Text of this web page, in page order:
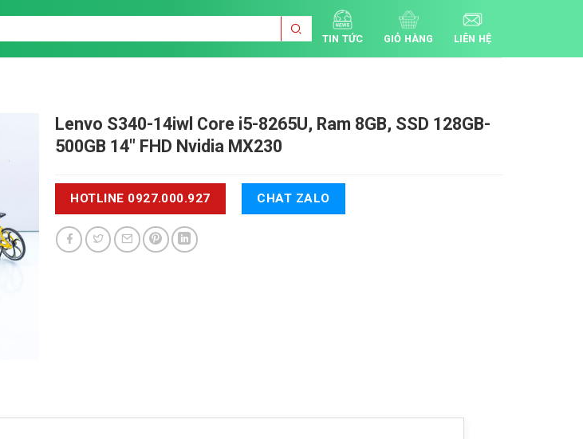
TIN TỨC GIỎ HÀNG LIÊN HỆ
Lenvo S340-14iwl Core i5-8265U, Ram 8GB, SSD 128GB-
500GB 14" FHD Nvidia MX230
HOTLINE 0927.000.927 CHAT ZALO